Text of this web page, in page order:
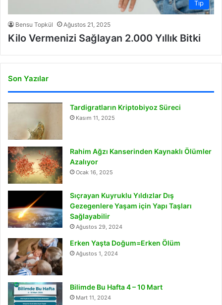
Tıp
Bensu Topkül Ağustos 21, 2025
Kilo Vermenizi Sağlayan 2.000 Yıllık Bitki
Son Yazılar
Tardigratların Kriptobiyoz Süreci
Kasım 11, 2025
Rahim Ağzı Kanserinden Kaynaklı Ölümler
Azalıyor
Ocak 16, 2025
Sıçrayan Kuyruklu Yıldızlar Dış
Gezegenlere Yaşam için Yapı Taşları
Sağlayabilir
Ağustos 29, 2024
Erken Yaşta Doğum=Erken Ölüm
Ağustos 1, 2024
Bilimde Bu Hafta 4 – 10 Mart
Mart 11, 2024